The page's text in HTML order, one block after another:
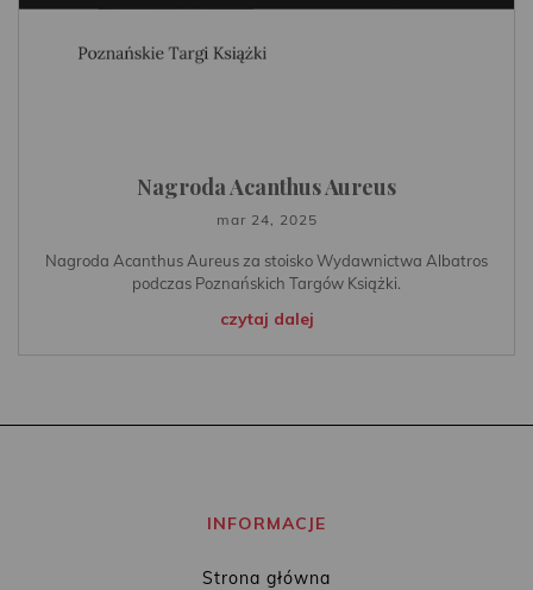
Nagroda Acanthus Aureus
mar 24, 2025
Nagroda Acanthus Aureus za stoisko Wydawnictwa Albatros
podczas Poznańskich Targów Książki.
czytaj dalej
INFORMACJE
Strona główna